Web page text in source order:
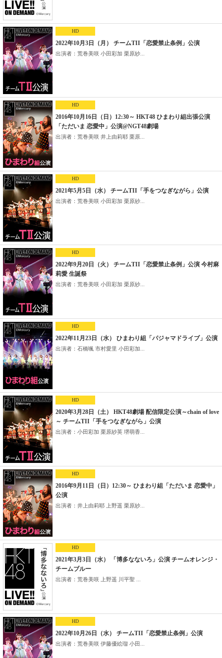
HD
2022年10月3日（月） チームTII「恋愛禁止条例」公演
出演者：荒巻美咲 小田彩加 栗原紗...
HD
2016年10月16日（日）12:30～ HKT48 ひまわり組出張公演
「ただいま 恋愛中」公演@NGT48劇場
出演者：荒巻美咲 井上由莉耶 栗原...
HD
2021年5月5日（水） チームTII「手をつなぎながら」公演
出演者：荒巻美咲 小田彩加 栗原紗...
HD
2022年9月20日（火） チームTII「恋愛禁止条例」公演 今村麻
莉愛 生誕祭
出演者：荒巻美咲 小田彩加 栗原紗...
HD
2022年11月23日（水） ひまわり組「パジャマドライブ」公演
出演者：石橋颯 市村愛里 小田彩加...
HD
2020年3月28日（土） HKT48劇場 配信限定公演～chain of love
～ チームTII「手をつなぎながら」公演
出演者：小田彩加 栗原紗英 堺萌香...
HD
2016年9月11日（日）12:30～ ひまわり組「ただいま 恋愛中」
公演
出演者：井上由莉耶 上野遥 栗原紗...
HD
2021年3月3日（水） 「博多なないろ」公演 チームオレンジ・
チームブルー
出演者：荒巻美咲 上野遥 川平聖 ...
HD
2022年10月26日（水） チームTII「恋愛禁止条例」公演
出演者：荒巻美咲 伊藤優絵瑠 小田...